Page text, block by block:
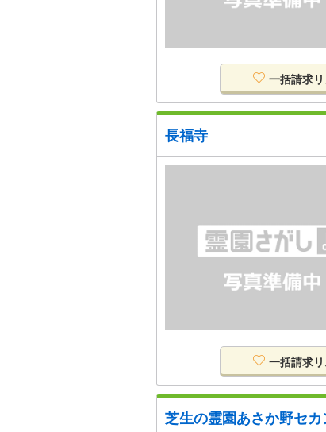
一括請求
長福寺
一括請求
芝生の霊園あさか野セ